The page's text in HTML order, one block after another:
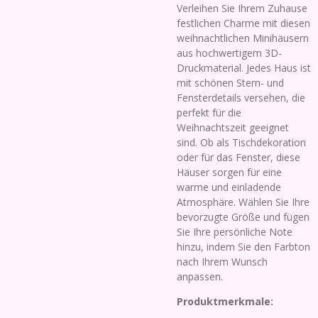
Verleihen Sie Ihrem Zuhause
festlichen Charme mit diesen
weihnachtlichen Minihäusern
aus hochwertigem 3D-
Druckmaterial. Jedes Haus ist
mit schönen Stern- und
Fensterdetails versehen, die
perfekt für die
Weihnachtszeit geeignet
sind. Ob als Tischdekoration
oder für das Fenster, diese
Häuser sorgen für eine
warme und einladende
Atmosphäre. Wählen Sie Ihre
bevorzugte Größe und fügen
Sie Ihre persönliche Note
hinzu, indem Sie den Farbton
nach Ihrem Wunsch
anpassen.
Produktmerkmale: